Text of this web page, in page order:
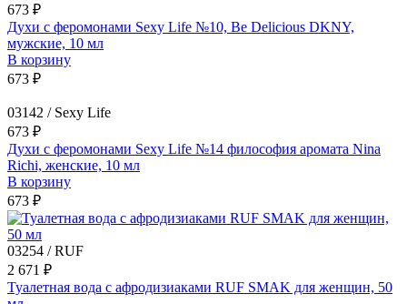
673 ₽
Духи с феромонами Sexy Life №10, Be Delicious DKNY,
мужские, 10 мл
В корзину
673 ₽
03142 / Sexy Life
673 ₽
Духи с феромонами Sexy Life №14 философия аромата Nina
Richi, женские, 10 мл
В корзину
673 ₽
03254 / RUF
2 671 ₽
Туалетная вода с афродизиаками RUF SMAK для женщин, 50